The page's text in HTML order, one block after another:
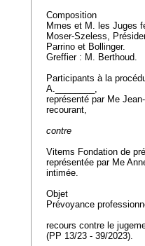
Composition
Mmes et M. les Juges
Moser-Szeless,
Parrino et Bollinger.
Greffier : M. Berthoud.
Participants à la
A.________,
représenté par Me
recourant,
contre
Vitems Fondation de
représentée par Me
intimée.
Objet
Prévoyance
recours contre le
(PP 13/23 - 39/2023).